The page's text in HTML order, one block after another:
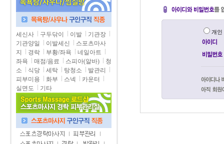
세신사 구두닦이 이발
기관장
기관양일
이발세신
스포츠마사
지
경락 부황/좌욕
네일아트
좌욕
매점/음료 스피아(알바)
청
소
식당 세탁 탕청소
발관리
피부미용
화부 스넥
카운터
실면도
기타
개